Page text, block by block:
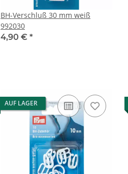
BH-Verschluß 30 mm weiß
992030
4,90 € *
AUF LAGER